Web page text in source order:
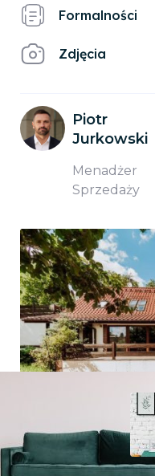
Formalności
Zdjęcia
Piotr
Jurkowski
Menadżer
Sprzedaży